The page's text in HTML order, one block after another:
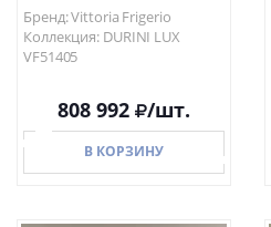
Бренд: Vittoria Frigerio
Коллекция: DURINI LUX
VF51405
808 992 /шт.
В КОРЗИНУ